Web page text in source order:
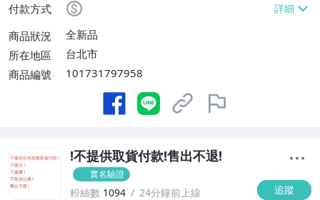
付款方式
商品狀況
全新品
所在地區
台北市
商品編號
101731797958
!不提供取貨付款!售出不退!
實名驗證
粉絲數 1094 24分鐘前上線 追蹤